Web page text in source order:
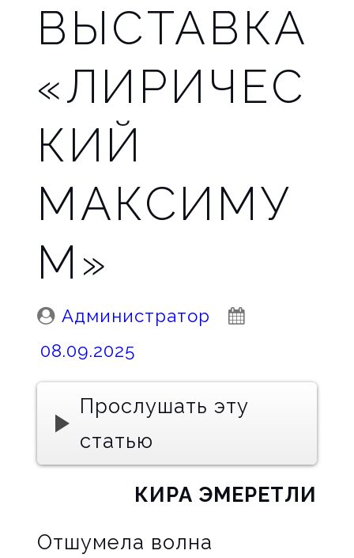
ВЫСТАВКА
«ЛИРИЧЕС
КИЙ
МАКСИМУ
М»
Posted
By:
Администратор
08.09.2025
Прослушать эту
статью
КИРА ЭМЕРЕТЛИ
Отшумела волна